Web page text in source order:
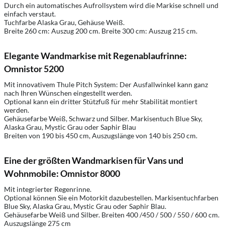
Durch ein automatisches Aufrollsystem wird die Markise schnell und
einfach verstaut.
Tuchfarbe Alaska Grau, Gehäuse Weiß.
Breite 260 cm: Auszug 200 cm. Breite 300 cm: Auszug 215 cm.
Elegante Wandmarkise mit Regenablaufrinne:
Omnistor 5200
Mit innovativem Thule Pitch System: Der Ausfallwinkel kann ganz
nach Ihren Wünschen eingestellt werden.
Optional kann ein dritter Stützfuß für mehr Stabilität montiert
werden.
Gehäusefarbe Weiß, Schwarz und Silber. Markisentuch Blue Sky,
Alaska Grau, Mystic Grau oder Saphir Blau
Breiten von 190 bis 450 cm, Auszugslänge von 140 bis 250 cm.
Eine der größten Wandmarkisen für Vans und
Wohnmobile: Omnistor 8000
Mit integrierter Regenrinne.
Optional können Sie ein Motorkit dazubestellen. Markisentuchfarben
Blue Sky, Alaska Grau, Mystic Grau oder Saphir Blau.
Gehäusefarbe Weiß und Silber. Breiten 400 /450 / 500 / 550 / 600 cm.
Auszugslänge 275 cm